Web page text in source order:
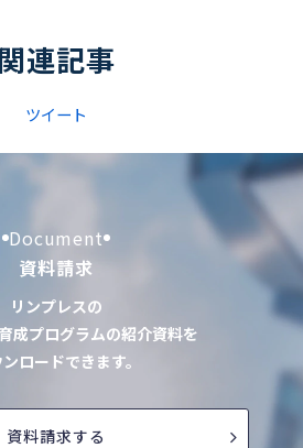
関連記事
ツイート
Document
資料請求
リンプレスの
成プログラムの紹介資料を
ロードできます。
資料請求する